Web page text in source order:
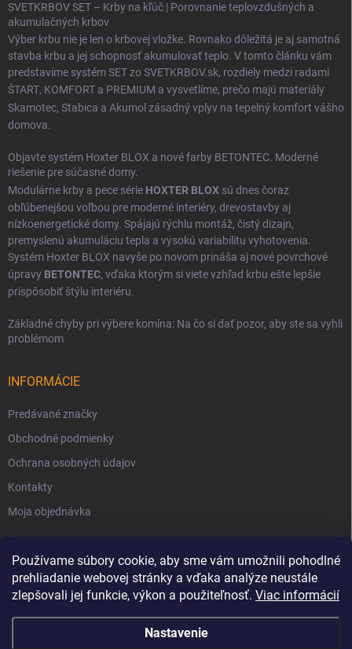
Používame súbory cookie, aby sme vám umožnili pohodlné
prehliadanie webovej stránky a vďaka analýze neustále
zlepšovali jej funkcie, výkon a použiteľnosť. Viac informácií
Nastavenie
SVETKRBOV SET – Krby na kľúč | Porovnanie teplovzdušných a
akumulačných krbov
Výber krbu nie je len o krbovej vložke. Rovnako dôležitá je aj samotná
stavba krbu a jej schopnosť akumulovať teplo. V tomto článku vám
predstavíme systém SET zo SVETKRBOV.sk, rozdiely medzi radami
ŠTART, KOMFORT a PREMIUM a vysvetlíme, prečo majú materiály
Skamotec, Stabica a Akumol zásadný vplyv na tepelný komfort vášho
domova.
Objavte systém Hoxter BLOX a nové farby BETONTEC. Moderné
riešenie pre súčasné domy.
Modulárne krby a pece série HOXTER BLOX sú dnes čoraz
obľúbenejšou voľbou pre moderné interiéry, drevostavby aj
nízkoenergetické domy. Spájajú rýchlu montáž, čistý dizajn,
premyslenú akumuláciu tepla a vysokú variabilitu vyhotovenia.
Systém Hoxter BLOX navyše po novom prináša aj nové povrchové
úpravy BETONTEC, vďaka ktorým si viete vzhľad krbu ešte lepšie
prispôsobiť štýlu interiéru.
Základné chyby pri výbere komína: Na čo si dať pozor, aby ste sa vyhli
problémom
INFORMÁCIE
Predávané značky
Obchodné podmienky
Ochrana osobných údajov
Kontakty
Moja objednávka